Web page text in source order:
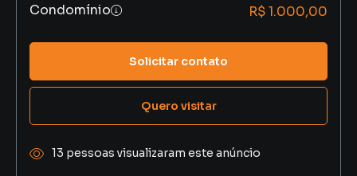
Condomínio R$ 1.000,00
Solicitar contato
Quero visitar
13 pessoas visualizaram este anúncio